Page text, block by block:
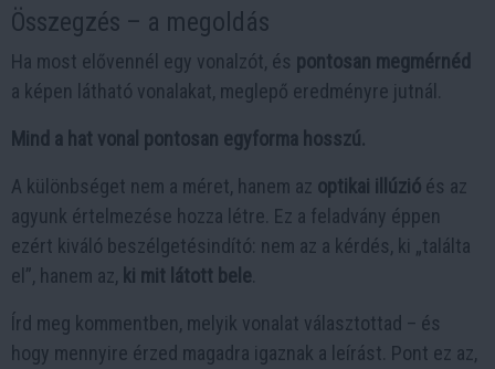
Összegzés – a megoldás
Ha most elővennél egy vonalzót, és pontosan megmérnéd
a képen látható vonalakat, meglepő eredményre jutnál.
Mind a hat vonal pontosan egyforma hosszú.
A különbséget nem a méret, hanem az optikai illúzió és az
agyunk értelmezése hozza létre. Ez a feladvány éppen
ezért kiváló beszélgetésindító: nem az a kérdés, ki „találta
el”, hanem az, ki mit látott bele
Írd meg kommentben, melyik vonalat választottad – és
hogy mennyire érzed magadra igaznak a leírást. Pont ez az,